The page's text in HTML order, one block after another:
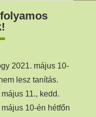
2021. május 10-
lesz tanítás.
11., kedd.
10-én hétfőn